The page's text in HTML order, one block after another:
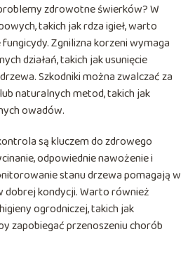
zdrowotne świerków? W
takich jak rdza igieł, warto
Zgnilizna korzeni wymaga
działań, takich jak usunięcie
Szkodniki można zwalczać za
naturalnych metod, takich jak
owadów.
są kluczem do zdrowego
odpowiednie nawożenie i
stanu drzewa pomagają w
kondycji. Warto również
ogrodniczej, takich jak
zapobiegać przenoszeniu chorób